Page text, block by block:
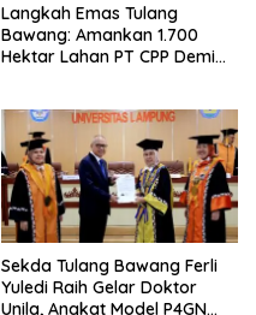
Langkah Emas Tulang
Bawang: Amankan 1.700
Hektar Lahan PT CPP Demi
Sekda Tulang Bawang Ferli
Yuledi Raih Gelar Doktor
Unila, Angkat Model P4GN